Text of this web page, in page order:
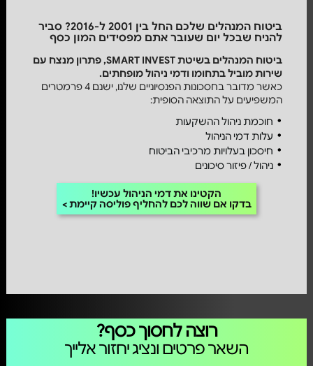
ביטוח המנהלים שלכם החל בין 2001 ל-2016? סביר
להניח שבכל יום שעובר אתם מפסידים המון כסף
ביטוח המנהלים בשיטת SMARTINVEST, פתרון מנצח עם
שירות מוביל בתחומו ודמי ניהול מופחתים.
כאשר מדובר בחסכונות הפנסיוניים שלנו, ישנם 4 פרמטרים
המשפיעים על התוצאה הסופית:
חוכמת ניהול ההשקעות
עלות דמי הניהול
חיסכון בעלויות מרכיבי הביטוח
ניהול / פיזור סיכונים
הקטינו את דמי הניהול עכשיו!
בדקו אם שווה לכם להחליף פוליסה קיימת
רוצה לחסוך כסף?
השאר פרטים ונציג יחזור אלייך